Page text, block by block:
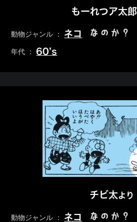
もーれつア太郎
動物ジャンル ： ネコ なのか？
年代 ： 60’s
チビ太より
動物ジャンル ： ネコ なのか？